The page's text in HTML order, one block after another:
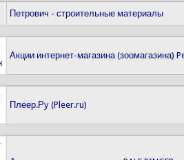
Петрович - строительные материалы
Акции интернет-магазина (зоомагазина)
Плеер.Ру (Pleer.ru)